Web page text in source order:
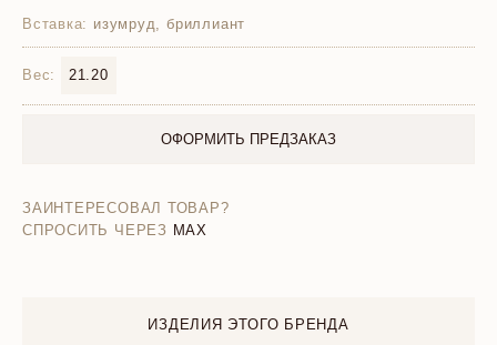
Вставка: изумруд, бриллиант
Вес: 21.20
ОФОРМИТЬ ПРЕДЗАКАЗ
ЗАИНТЕРЕСОВАЛ ТОВАР?
СПРОСИТЬ ЧЕРЕЗ MAX
ИЗДЕЛИЯ ЭТОГО БРЕНДА